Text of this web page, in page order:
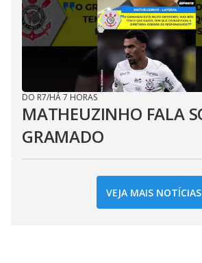
DO R7/HÁ 7 HORAS
MATHEUZINHO FALA
GRAMADO
VEJA MAIS NOTÍCIAS